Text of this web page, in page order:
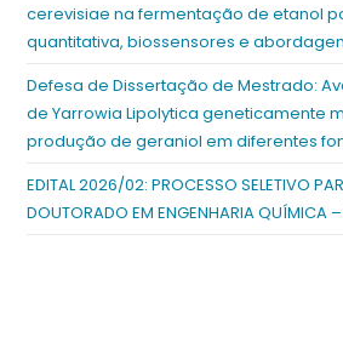
cerevisiae na fermentação de etanol
quantitativa, biossensores e
Defesa de Dissertação de Mestrado:
de Yarrowia Lipolytica geneticamente
produção de geraniol em diferentes
EDITAL 2026/02: PROCESSO SELETIVO
DOUTORADO EM ENGENHARIA QUÍMICA